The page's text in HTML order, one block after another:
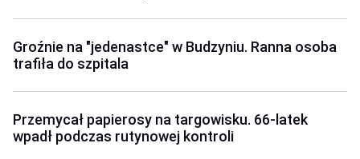
Groźnie na "jedenastce" w Budzyniu. Ranna osoba
trafiła do szpitala
Przemycał papierosy na targowisku. 66-latek
wpadł podczas rutynowej kontroli